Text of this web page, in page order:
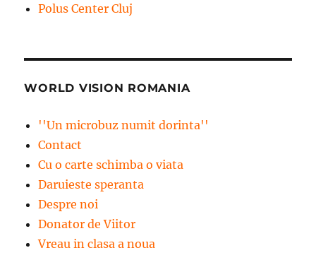
Polus Center Cluj
WORLD VISION ROMANIA
''Un microbuz numit dorinta''
Contact
Cu o carte schimba o viata
Daruieste speranta
Despre noi
Donator de Viitor
Vreau in clasa a noua